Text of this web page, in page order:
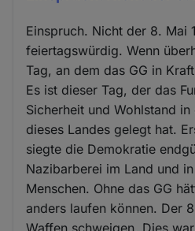
Einspruch. Nicht der 8. Mai
feiertagswürdig. Wenn
Tag, an dem das GG in
Es ist dieser Tag, der das
Sicherheit und Wohlstand
dieses Landes gelegt hat.
siegte die Demokratie
Nazibarberei im Land und
Menschen. Ohne das GG
anders laufen können. Der
Waffen schweigen. Dies